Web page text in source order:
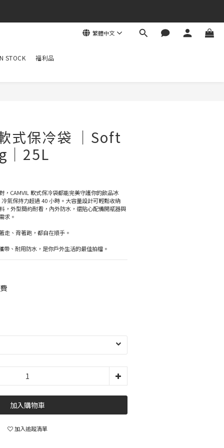
繁體中文
STOCK 福利品
式保冷袋 ｜Soft
｜25L
，CAMVIL 軟式保冷袋都能完美守護你的飲品冰
氣保持力超過 40 小時。大容量設計可輕鬆收納
，外型簡約耐看，內外防水，還貼心配備開瓶器與
求。
走、背著跑，都自在順手。
帶、耐用防水，是你戶外生活的最佳拍檔。
加入購物車
加入追蹤清單